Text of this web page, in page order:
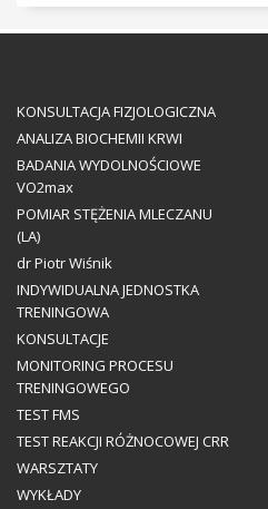
KONSULTACJA FIZJOLOGICZNA
ANALIZA BIOCHEMII KRWI
BADANIA WYDOLNOŚCIOWE
VO2max
POMIAR STĘŻENIA MLECZANU
(LA)
dr Piotr Wiśnik
INDYWIDUALNA JEDNOSTKA
TRENINGOWA
KONSULTACJE
MONITORING PROCESU
TRENINGOWEGO
TEST FMS
TEST REAKCJI RÓŻNOCOWEJ CRR
WARSZTATY
WYKŁADY